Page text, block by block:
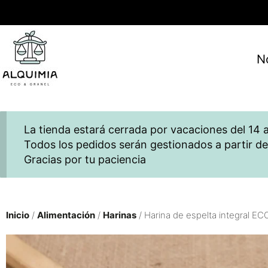
La tienda estará cerrada por vacaciones del 14
Todos los pedidos serán gestionados a partir
Gracias por tu paciencia
Inicio / Alimentación / Harinas / Harina de espelta integral